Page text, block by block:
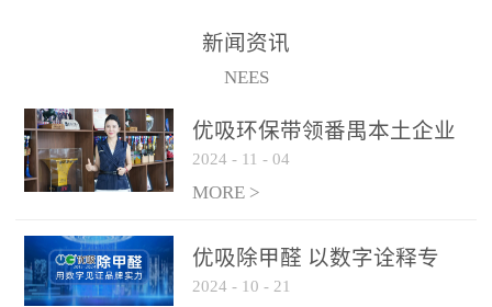
保施工日期：2020年1月珠
（及各出入境边防检查
新闻资讯
NEES
优吸环保带领番禺本​土企业
勇敢破局向“新”
2024 - 11 - 04
MORE >
优吸除甲醛 以数字诠释专
业，尽显除醛品牌实力！
2024 - 10 - 21